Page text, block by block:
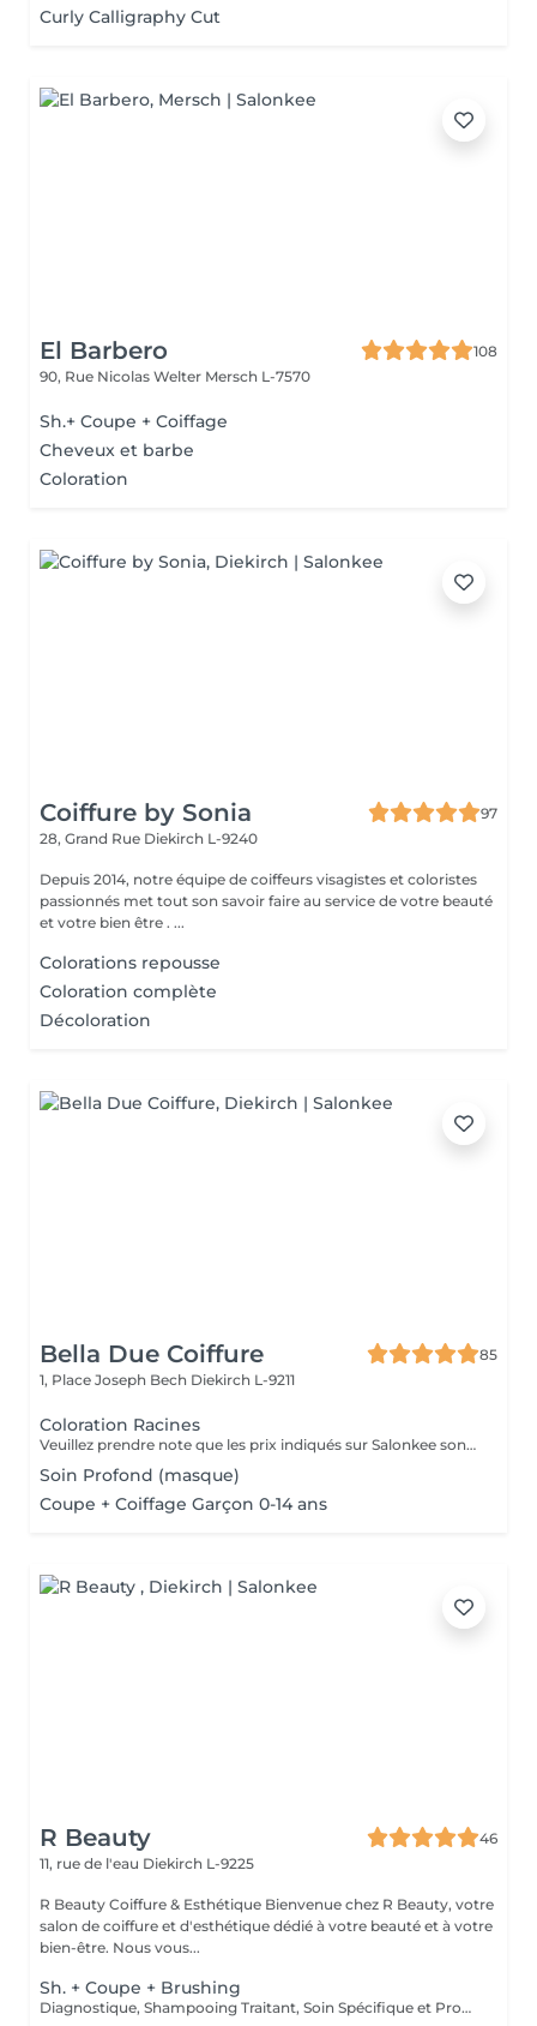
Curly Calligraphy Cut
El Barbero
108
90, Rue Nicolas Welter Mersch L-7570
Sh.+ Coupe + Coiffage
Cheveux et barbe
Coloration
Coiffure by Sonia
97
28, Grand Rue Diekirch L-9240
Depuis 2014, notre équipe de coiffeurs visagistes et coloristes
passionnés met tout son savoir faire au service de votre beauté
et votre bien être . ...
Colorations repousse
Coloration complète
Décoloration
Bella Due Coiffure
85
1, Place Joseph Bech Diekirch L-9211
Coloration Racines
Veuillez prendre note que les prix indiqués sur Salonkee sont communiqués à titre informatif et s'entendent de base. Ces derniers sont susceptibles de varier selon le diagnostic réalisé à votre arrivée au salon et l'expertise du professionnel à qui vous confiez votre beauté. Dans tous les cas, un devis précis vous sera proposé et toutes réalisations de prestations seront effectuées avec votre accord. Un grand merci d'avance pour votre compréhension. Au plaisir de vous recevoir très vite.
Soin Profond (masque)
Coupe + Coiffage Garçon 0-14 ans
R Beauty
46
11, rue de l'eau Diekirch L-9225
R Beauty Coiffure & Esthétique Bienvenue chez R Beauty, votre
salon de coiffure et d'esthétique dédié à votre beauté et à votre
bien-être. Nous vous...
Sh. + Coupe + Brushing
Diagnostique, Shampooing Traitant, Soin Spécifique et Produits Coiffants inclus